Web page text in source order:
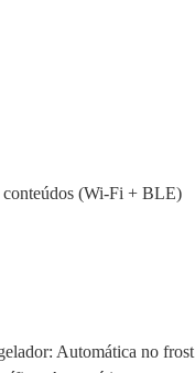
conteúdos (Wi-Fi + BLE)
Automática no frost